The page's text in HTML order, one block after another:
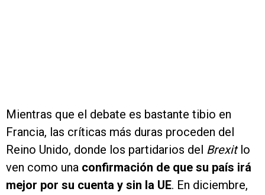
Mientras que el debate es bastante tibio en
Francia, las críticas más duras proceden del
Reino Unido, donde los partidarios del Brexitlo
ven como una confirmación de que su país irá
mejor por su cuenta y sin la UE. En diciembre,